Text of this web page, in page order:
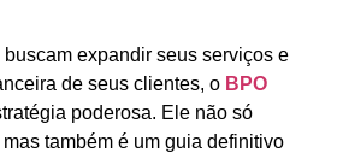
expandir seus serviços e
de seus clientes, o BPO
poderosa. Ele não só
também é um guia definitivo